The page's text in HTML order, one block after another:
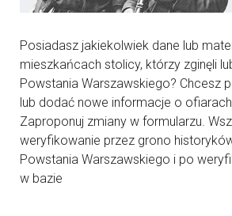
Posiadasz jakiekolwiek dane lub
mieszkańcach stolicy, którzy zginęli
Powstania Warszawskiego? Chcesz
lub dodać nowe informacje o
Zaproponuj zmiany w formularzu.
weryfikowanie przez grono
Powstania Warszawskiego i po
w bazie